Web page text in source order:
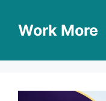
contentWork More